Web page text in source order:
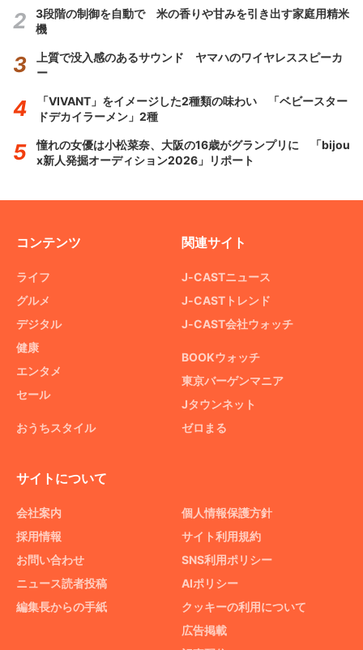
3段階の制御を自動で 米の香りや甘みを引き出す家庭用精米
機
上質で没入感のあるサウンド ヤマハのワイヤレススピーカ
ー
「VIVANT」をイメージした2種類の味わい 「ベビースター
ドデカイラーメン」2種
憧れの女優は小松菜奈、大阪の16歳がグランプリに 「bijou
x新人発掘オーディション2026」リポート
コンテンツ
ライフ
グルメ
デジタル
健康
エンタメ
セール
おうちスタイル
関連サイト
J-CASTニュース
J-CASTトレンド
J-CAST会社ウォッチ
BOOKウォッチ
東京バーゲンマニア
Jタウンネット
ゼロまる
サイトについて
会社案内
採用情報
お問い合わせ
ニュース読者投稿
編集長からの手紙
個人情報保護方針
サイト利用規約
SNS利用ポリシー
AIポリシー
クッキーの利用について
広告掲載